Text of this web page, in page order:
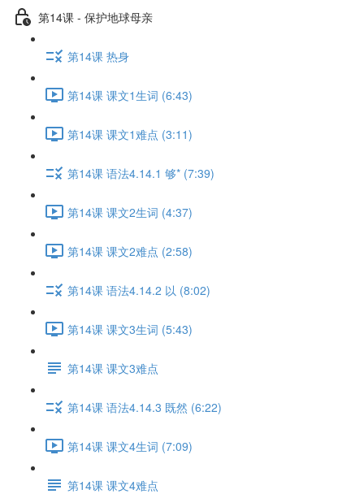
第14课 - 保护地球母亲
第14课 热身
第14课 课文1生词 (6:43)
第14课 课文1难点 (3:11)
第14课 语法4.14.1 够* (7:39)
第14课 课文2生词 (4:37)
第14课 课文2难点 (2:58)
第14课 语法4.14.2 以 (8:02)
第14课 课文3生词 (5:43)
第14课 课文3难点
第14课 语法4.14.3 既然 (6:22)
第14课 课文4生词 (7:09)
第14课 课文4难点